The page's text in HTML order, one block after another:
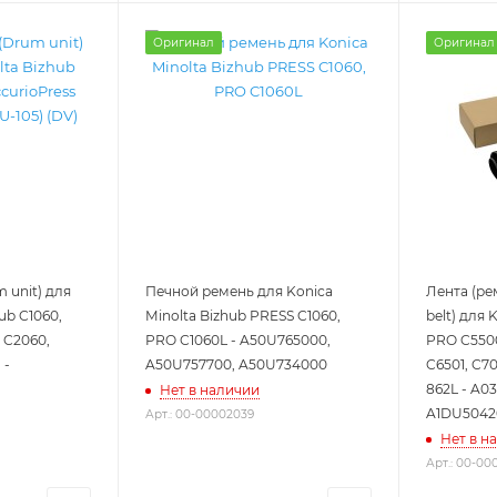
unit) для
C1060,
-
Оригинал
Печной ремень для Konica
Minolta Bizhub PRESS C1060,
PRO C1060L - A50U765000,
A50U757700, A50U734000
Нет в наличии
Арт.: 00-00002039
Оригинал
Лента
belt) для
PRO
C6501,
862L -
Нет в
Арт.: 00-